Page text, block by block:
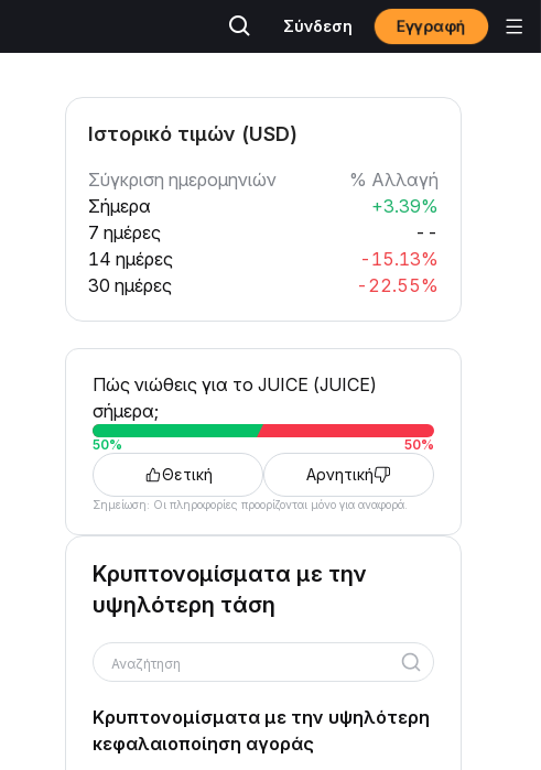
Σύνδεση Εγγραφή
Ιστορικό τιμών (USD)
Σύγκριση ημερομηνιών
% Αλλαγή
Σήμερα
+3.39%
7 ημέρες
--
14 ημέρες
-15.13%
30 ημέρες
-22.55%
Πώς νιώθεις για το JUICE (JUICE)
σήμερα;
50% 50%
Θετική Αρνητική
Σημείωση: Οι πληροφορίες προορίζονται μόνο για αναφορά.
Κρυπτονομίσματα με την
υψηλότερη τάση
Αναζήτηση
Κρυπτονομίσματα με την υψηλότερη
κεφαλαιοποίηση αγοράς